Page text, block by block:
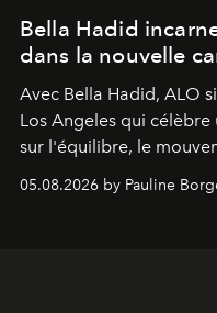
Bella Hadid
dans la nouvelle
Avec Bella Hadid, ALO
Los Angeles qui
sur l'équilibre, le
05.08.2026 by Pauline